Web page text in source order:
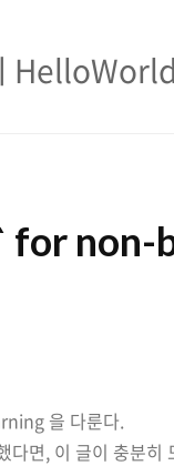
이
의
HelloWorld
HelloWorld
for non-
을 다룬다.
, 이 글이 충분히